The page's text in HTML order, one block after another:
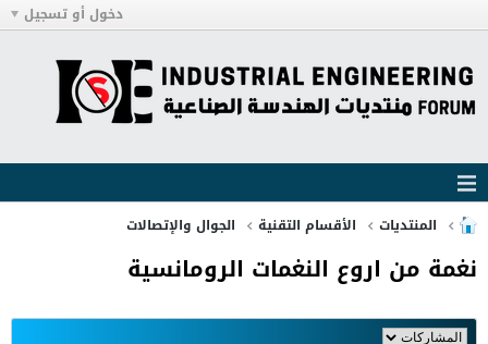
دخول أو تسجيل
المنتديات الأقسام التقنية الجوال والإتصالات
نغمة من اروع النغمات الرومانسية